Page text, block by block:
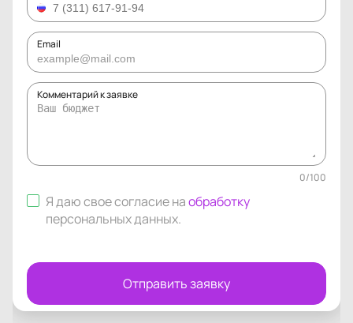
Email
Комментарий к заявке
0/100
Я даю свое согласие наобработку
персональных данных.
Отправить заявку